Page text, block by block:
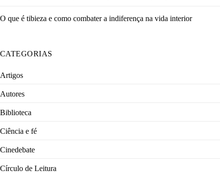
O que é tibieza e como combater a indiferença na vida interior
CATEGORIAS
Artigos
Autores
Biblioteca
Ciência e fé
Cinedebate
Círculo de Leitura